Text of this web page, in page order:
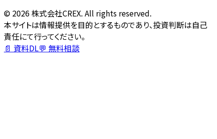
© 2026株式会社CREX. All rights reserved.
本サイトは情報提供を目的とするものであり、投資判断は自己
責任にて行ってください。
📄 資料DL💬 無料相談